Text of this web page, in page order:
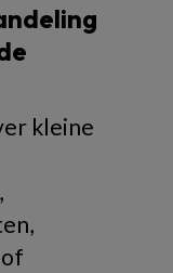
kleine